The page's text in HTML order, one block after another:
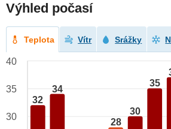
Výhled počasí
Teplota Vítr Srážky
32
34
28
30
35
40
35
30